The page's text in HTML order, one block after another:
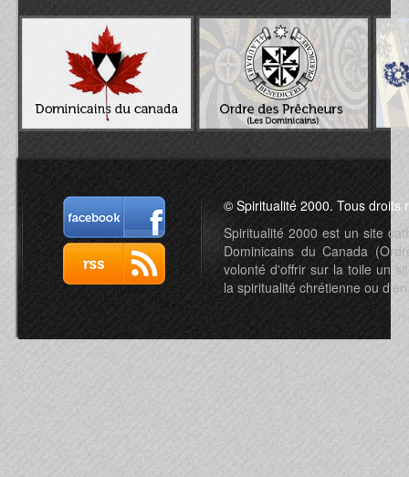
© Spiritualité 2000. Tous droits
Spiritualité 2000 est un site
Dominicains du Canada
volonté d'offrir sur la toile un
la spiritualité chrétienne ou